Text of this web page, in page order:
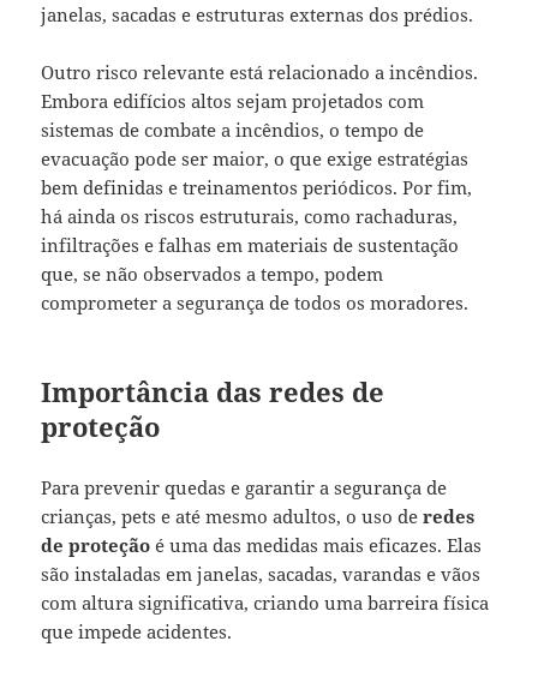
janelas, sacadas e estruturas externas dos prédios.
Outro risco relevante está relacionado a incêndios.
Embora edifícios altos sejam projetados com
sistemas de combate a incêndios, o tempo de
evacuação pode ser maior, o que exige estratégias
bem definidas e treinamentos periódicos. Por fim,
há ainda os riscos estruturais, como rachaduras,
infiltrações e falhas em materiais de sustentação
que, se não observados a tempo, podem
comprometer a segurança de todos os moradores.
Importância das redes de
proteção
Para prevenir quedas e garantir a segurança de
crianças, pets e até mesmo adultos, o uso deredes
de proteção é uma das medidas mais eficazes. Elas
são instaladas em janelas, sacadas, varandas e vãos
com altura significativa, criando uma barreira física
que impede acidentes.